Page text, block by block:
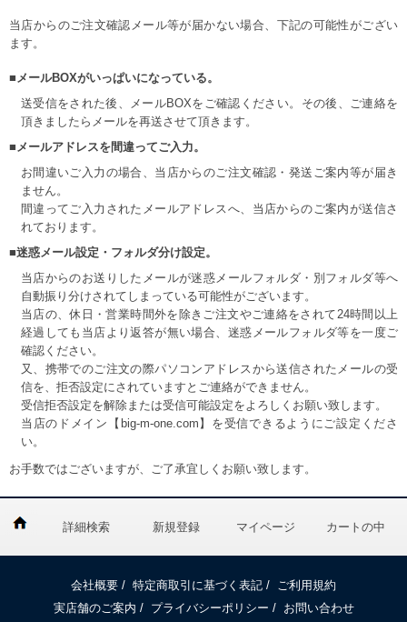
当店からのご注文確認メール等が届かない場合、下記の可能性がござい
ます。
■メールBOXがいっぱいになっている。
送受信をされた後、メールBOXをご確認ください。その後、ご連絡を
頂きましたらメールを再送させて頂きます。
■メールアドレスを間違ってご入力。
お間違いご入力の場合、当店からのご注文確認・発送ご案内等が届き
ません。
間違ってご入力されたメールアドレスへ、当店からのご案内が送信さ
れております。
■迷惑メール設定・フォルダ分け設定。
当店からのお送りしたメールが迷惑メールフォルダ・別フォルダ等へ
自動振り分けされてしまっている可能性がございます。
当店の、休日・営業時間外を除きご注文やご連絡をされて24時間以上
経過しても当店より返答が無い場合、迷惑メールフォルダ等を一度ご
確認ください。
又、携帯でのご注文の際パソコンアドレスから送信されたメールの受
信を、拒否設定にされていますとご連絡ができません。
受信拒否設定を解除または受信可能設定をよろしくお願い致します。
当店のドメイン【big-m-one.com】を受信できるようにご設定くださ
い。
お手数ではございますが、ご了承宜しくお願い致します。
詳細検索 新規登録 マイページ カートの中
会社概要 / 特定商取引に基づく表記 / ご利用規約
実店舗のご案内 / プライバシーポリシー / お問い合わせ